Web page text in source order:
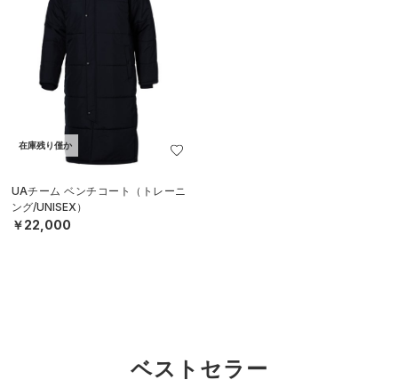
在庫残り僅か
UAチーム ベンチコート（トレーニ
ング/UNISEX）
￥22,000
ベストセラー